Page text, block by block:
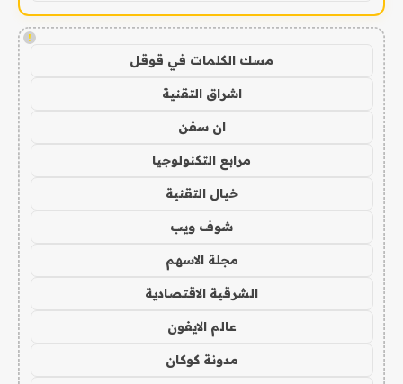
!
مسك الكلمات في قوقل
اشراق التقنية
ان سفن
مرابع التكنولوجيا
خيال التقنية
شوف ويب
مجلة الاسهم
الشرقية الاقتصادية
عالم الايفون
مدونة كوكان